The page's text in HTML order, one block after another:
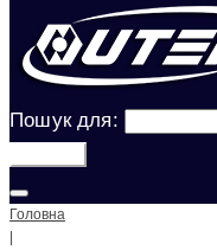
Пошук для:
Головна